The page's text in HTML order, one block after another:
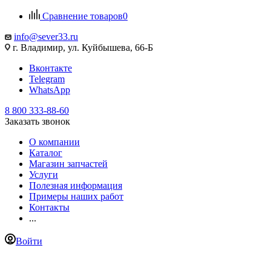
Сравнение товаров0
info@sever33.ru
г. Владимир, ул. Куйбышева, 66-Б
Вконтакте
Telegram
WhatsApp
8 800 333-88-60
Заказать звонок
О компании
Каталог
Магазин запчастей
Услуги
Полезная информация
Примеры наших работ
Контакты
...
Войти